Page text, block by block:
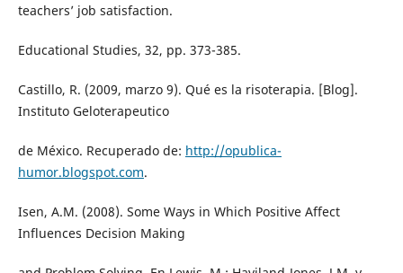
teachers’ job satisfaction.
Educational Studies, 32, pp. 373-385.
Castillo, R. (2009, marzo 9). Qué es la risoterapia. [Blog].
Instituto Geloterapeutico
de México. Recuperado de: http://opublica-
humor.blogspot.com.
Isen, A.M. (2008). Some Ways in Which Positive Affect
Influences Decision Making